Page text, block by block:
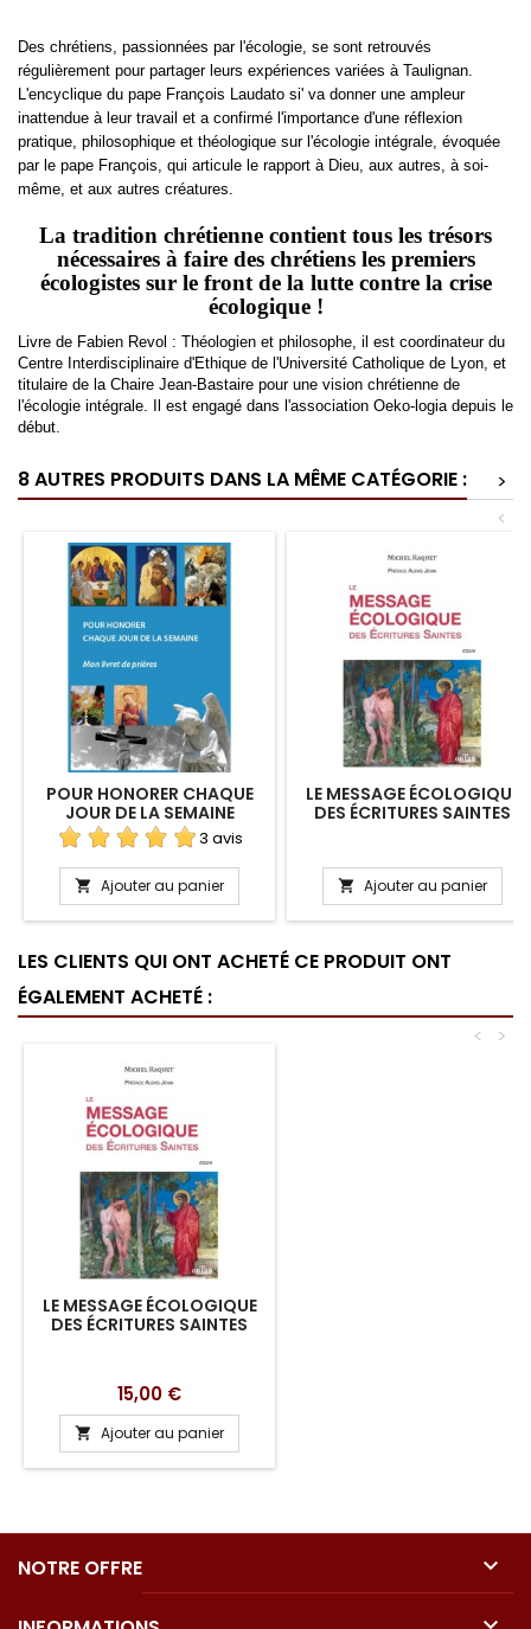
Des chrétiens, passionnées par l'écologie, se sont retrouvés
régulièrement pour partager leurs expériences variées à Taulignan.
L'encyclique du pape François Laudato si' va donner une ampleur
inattendue à leur travail et a confirmé l'importance d'une réflexion
pratique, philosophique et théologique sur l'écologie intégrale, évoquée
par le pape François, qui articule le rapport à Dieu, aux autres, à soi-
même, et aux autres créatures.
La tradition chrétienne contient tous les trésors
nécessaires à faire des chrétiens les premiers
écologistes sur le front de la lutte contre la crise
écologique !
Livre de Fabien Revol : Théologien et philosophe, il est coordinateur du
Centre Interdisciplinaire d'Ethique de l'Université Catholique de Lyon, et
titulaire de la Chaire Jean-Bastaire pour une vision chrétienne de
l'écologie intégrale. Il est engagé dans l'association Oeko-logia depuis le
début.
8 AUTRES PRODUITS DANS LA MÊME CATÉGORIE :
>
<
POUR HONORER CHAQUE
JOUR DE LA SEMAINE
3 avis
 Ajouter au panier
LE MESSAGE ÉCOLOGIQUE
DES ÉCRITURES SAINTES
 Ajouter au panier
LES CLIENTS QUI ONT ACHETÉ CE PRODUIT ONT
ÉGALEMENT ACHETÉ :
>
<
LE MESSAGE ÉCOLOGIQUE
DES ÉCRITURES SAINTES
Prix
15,00 €
 Ajouter au panier
NOTRE OFFRE 